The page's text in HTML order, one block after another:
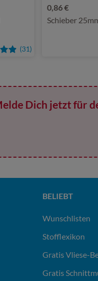
(31)
0,86 €
Schieber
Dich jetzt für
BELIEBT
Wunschlisten
Stofflexikon
Gratis Vliese-
Gratis